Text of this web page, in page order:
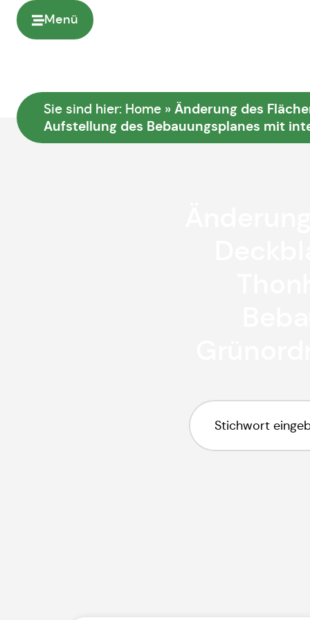
Menü
Sie sind hier: Home » Änderung des
Aufstellung des Bebauungsplanes mit